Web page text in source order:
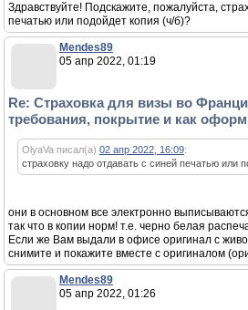
Здравствуйте! Подскажите, пожалуйста,
печатью или подойдет копия (ч/б)?
Mendes89
05 апр 2022, 01:19
Re: Страховка для визы во
требования, покрытие и как
OlyaVa писал(а) 02 апр 2022, 16:09:
страховку надо отдавать с синей печатью или
они в основном все электронно
так что в копии норм! т.е. черно белая
Если же Вам выдали в офисе оригинал с
снимите и покажите вместе с оригиналом
Mendes89
05 апр 2022, 01:26